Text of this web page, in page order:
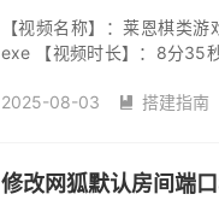
【视频名称】：莱恩棋类
exe 【视频时长】：8分35
2025-08-03
 搭建指南
修改网狐默认房间端